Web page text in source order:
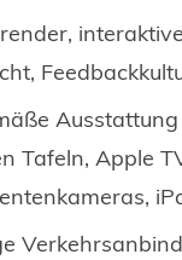
Tafeln, Apple